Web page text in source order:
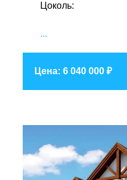
Цоколь:
...
Цена: 6 040 000 ₽